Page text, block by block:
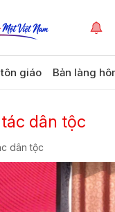
giáo Bản làng
dân tộc
dân tộc